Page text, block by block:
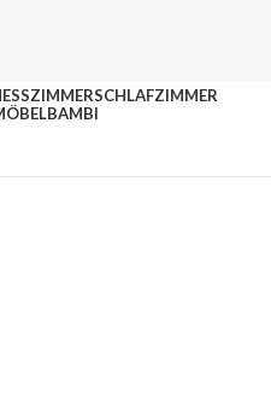
ESSZIMMERSCHLAFZIMMER
BAMBI